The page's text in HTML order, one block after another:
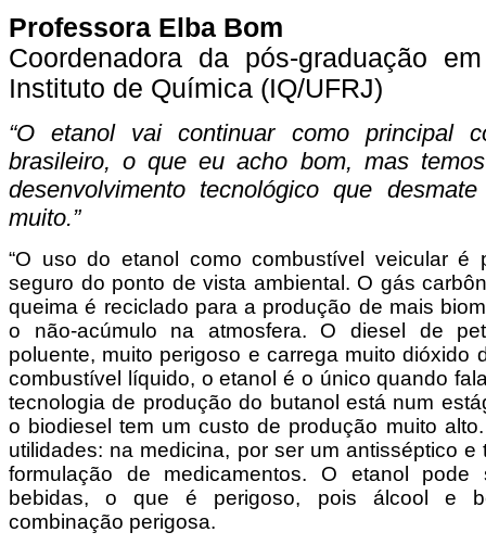
Professora Elba Bom
Coordenadora da pós-graduação
Instituto de Química (IQ/UFRJ)
“O etanol vai continuar como principal
brasileiro, o que eu acho bom, mas
desenvolvimento tecnológico que
muito.”
“O uso do etanol como combustível veicular é
seguro do ponto de vista ambiental. O gás
queima é reciclado para a produção de mais
o não-acúmulo na atmosfera. O diesel de
poluente, muito perigoso e carrega muito dióxido
combustível líquido, o etanol é o único quando
tecnologia de produção do butanol está num
o biodiesel tem um custo de produção muito
utilidades: na medicina, por ser um antisséptico
formulação de medicamentos. O etanol pode
bebidas, o que é perigoso, pois álcool e
combinação perigosa.